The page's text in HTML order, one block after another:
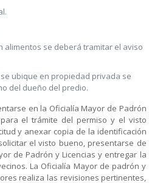
alimentos se deberá tramitar el aviso
ubique en propiedad privada se
del dueño del predio.
en la Oficialía Mayor de Padrón
el trámite del permiso y el visto
y anexar copia de la identificación
el visto bueno, presentarse de
de Padrón y Licencias y entregar la
La Oficialía Mayor de padrón y
realiza las revisiones pertinentes,